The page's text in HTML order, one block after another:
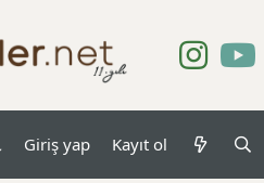
Giriş yap Kayıt ol